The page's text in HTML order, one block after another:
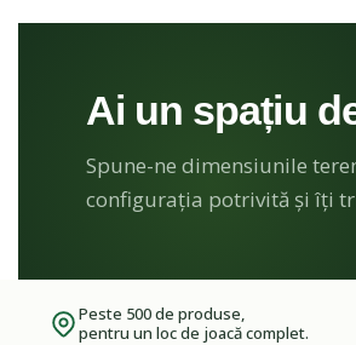
Ai un spațiu
Spune-ne dimensiunile
configurația potrivită și îți
Peste 500 de produse,
pentru un loc de joacă complet.